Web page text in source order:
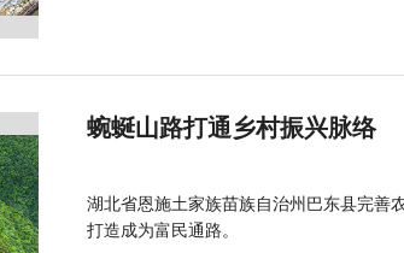
蜿蜒山路打通乡村振兴脉络
湖北省恩施土家族苗族自治州巴东县完善
打造成为富民通路。